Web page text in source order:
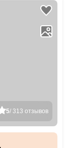
5/ 313 отзывов